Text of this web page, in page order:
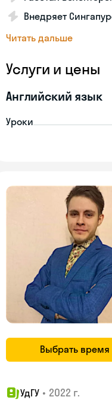
Внедряет
Читать дальше
Услуги и цены
Английский язык
Уроки
Выбрать время
УдГУ • 2022 г.